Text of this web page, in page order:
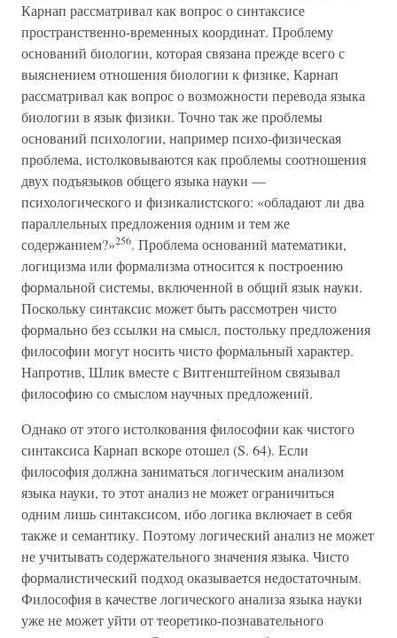
Карнап рассматривал как вопрос о синтаксисе
пространственно-временных координат. Проблему
оснований биологии, которая связана прежде всего с
выяснением отношения биологии к физике, Карнап
рассматривал как вопрос о возможности перевода языка
биологии в язык физики. Точно так же проблемы
оснований психологии, например психо-физическая
проблема, истолковываются как проблемы соотношения
двух подъязыков общего языка науки —
психологического и физикалистского: «обладают ли два
параллельных предложения одним и тем же
содержанием?»256. Проблема оснований математики,
логицизма или формализма относится к построению
формальной системы, включенной в общий язык науки.
Поскольку синтаксис может быть рассмотрен чисто
формально без ссылки на смысл, постольку предложения
философии могут носить чисто формальный характер.
Напротив, Шлик вместе с Витгенштейном связывал
философию со смыслом научных предложений.
Однако от этого истолкования философии как чистого
синтаксиса Карнап вскоре отошел (S. 64). Если
философия должна заниматься логическим анализом
языка науки, то этот анализ не может ограничиться
одним лишь синтаксисом, ибо логика включает в себя
также и семантику. Поэтому логический анализ не может
не учитывать содержательного значения языка. Чисто
формалистический подход оказывается недостаточным.
Философия в качестве логического анализа языка науки
уже не может уйти от теоретико-познавательного